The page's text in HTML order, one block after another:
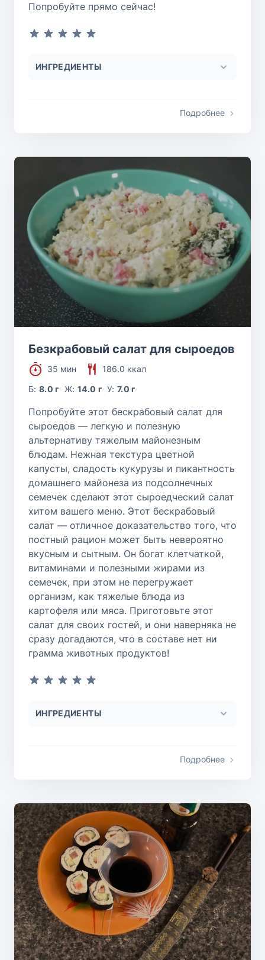
Попробуйте прямо сейчас!
ИНГРЕДИЕНТЫ
Подробнее
Безкрабовый салат для сыроедов
35 мин
186.0 ккал
Б:8.0 г Ж: 14.0 г У:7.0 г
Попробуйте этот бескрабовый салат для
сыроедов — легкую и полезную
альтернативу тяжелым майонезным
блюдам. Нежная текстура цветной
капусты, сладость кукурузы и пикантность
домашнего майонеза из подсолнечных
семечек сделают этот сыроедческий салат
хитом вашего меню. Этот бескрабовый
салат — отличное доказательство того, что
постный рацион может быть невероятно
вкусным и сытным. Он богат клетчаткой,
витаминами и полезными жирами из
семечек, при этом не перегружает
организм, как тяжелые блюда из
картофеля или мяса. Приготовьте этот
салат для своих гостей, и они наверняка не
сразу догадаются, что в составе нет ни
грамма животных продуктов!
ИНГРЕДИЕНТЫ
Подробнее